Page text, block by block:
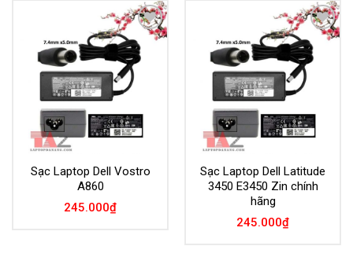
Add to
Wishlist
Sạc Laptop Dell Vostro
A860
245.000₫
Add to
Wishlist
Sạc Laptop Dell Latitude
3450 E3450 Zin chính
hãng
245.000₫